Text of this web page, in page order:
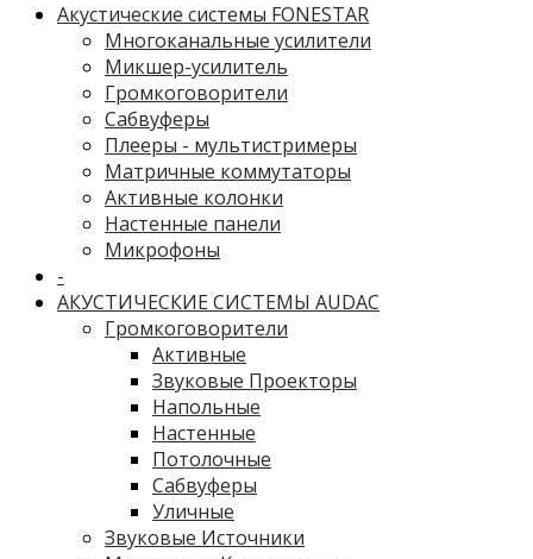
Акустические системы FONESTAR
Многоканальные усилители
Микшер-усилитель
Громкоговорители
Сабвуферы
Плееры - мультистримеры
Матричные коммутаторы
Активные колонки
Настенные панели
Микрофоны
-
АКУСТИЧЕСКИЕ СИСТЕМЫ AUDAC
Громкоговорители
Активные
Звуковые Проекторы
Напольные
Настенные
Потолочные
Сабвуферы
Уличные
Звуковые Источники